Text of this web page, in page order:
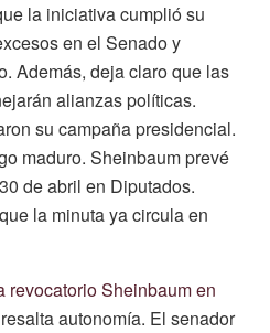
la iniciativa cumplió su
en el Senado y
Además, deja claro que las
alianzas políticas.
su campaña presidencial.
maduro. Sheinbaum prevé
de abril en Diputados.
la minuta ya circula en
revocatorio Sheinbaum en
autonomía. El senador